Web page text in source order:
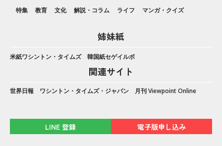
特集 教育 文化 解説・コラム ライフ マンガ・クイズ
姉妹紙
米紙ワシントン・タイムズ 韓国紙セゲイルボ
関連サイト
世界日報 ワシントン・タイムズ・ジャパン 月刊 Viewpoint Online
LINE 登録 電子版申し込み